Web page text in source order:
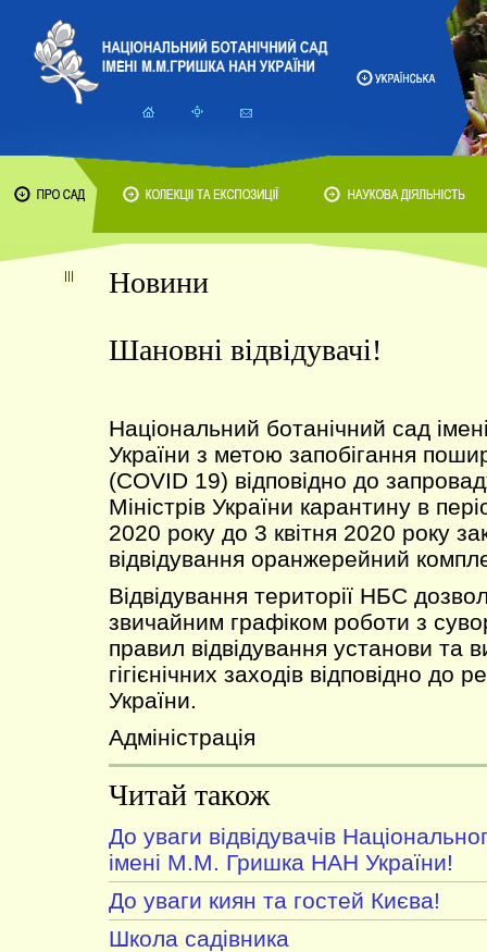
Новини
Шановні відвідувачі!
Національний ботанічний сад
України з метою запобігання
(COVID 19) відповідно до
Міністрів України карантину в
2020 року до 3 квітня 2020 року
відвідування оранжерейний
Відвідування території НБС
звичайним графіком роботи з
правил відвідування установи та
гігієнічних заходів відповідно
України.
Адміністрація
Читай також
До уваги відвідувачів
імені М.М. Гришка НАН України!
До уваги киян та гостей Києва!
Школа садівника